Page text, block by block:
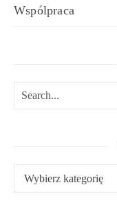
Wspólpraca